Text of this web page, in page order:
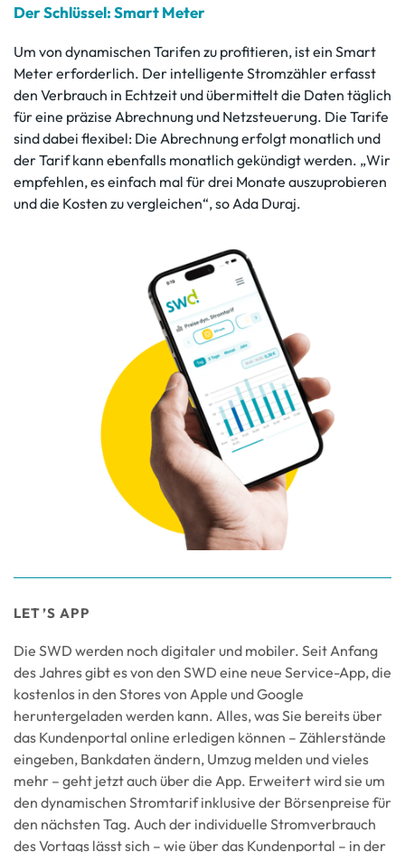
Der Schlüssel: Smart Meter
Um von dynamischen Tarifen zu profitieren, ist ein Smart
Meter erforderlich. Der intelligente Stromzähler erfasst
den Verbrauch in Echtzeit und übermittelt die Daten täglich
für eine präzise Abrechnung und Netzsteuerung. Die Tarife
sind dabei flexibel: Die Abrechnung erfolgt monatlich und
der Tarif kann ebenfalls monatlich gekündigt werden. „Wir
empfehlen, es einfach mal für drei Monate auszuprobieren
und die Kosten zu vergleichen“, so Ada Duraj.
LET’S APP
Die SWD werden noch digitaler und mobiler. Seit Anfang
des Jahres gibt es von den SWD eine neue Service-App, die
kostenlos in den Stores von Apple und Google
heruntergeladen werden kann. Alles, was Sie bereits über
das Kundenportal online erledigen können – Zählerstände
eingeben, Bankdaten ändern, Umzug melden und vieles
mehr – geht jetzt auch über die App. Erweitert wird sie um
den dynamischen Stromtarif inklusive der Börsenpreise für
den nächsten Tag. Auch der individuelle Stromverbrauch
des Vortags lässt sich – wie über das Kundenportal – in der